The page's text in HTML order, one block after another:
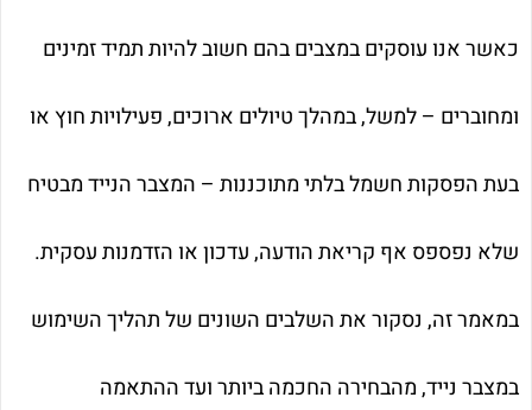
כאשר אנו עוסקים במצבים בהם חשוב להיות תמיד זמינים
ומחוברים – למשל, במהלך טיולים ארוכים, פעילויות חוץ או
בעת הפסקות חשמל בלתי מתוכננות – המצבר הנייד מבטיח
שלא נפספס אף קריאת הודעה, עדכון או הזדמנות עסקית.
במאמר זה, נסקור את השלבים השונים של תהליך השימוש
במצבר נייד, מהבחירה החכמה ביותר ועד ההתאמה